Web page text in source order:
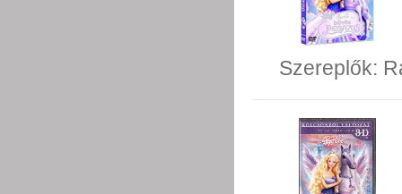
Szereplők: